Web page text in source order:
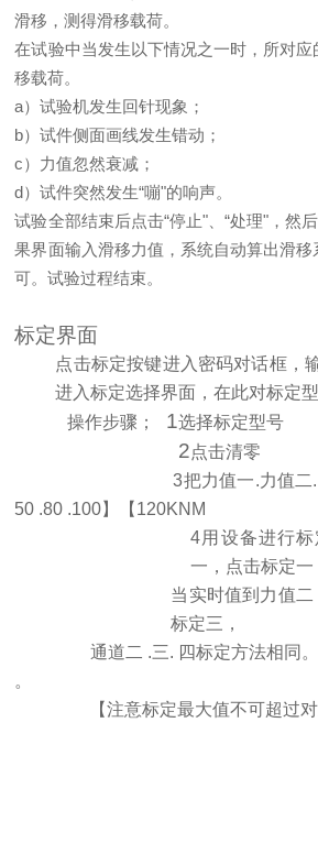
滑移，测得滑移载荷。
在试验中当发生以下情况之一时，所对
移载荷。
a）试验机发生回针现象；
b）试件侧面画线发生错动；
c）力值忽然衰减；
d）试件突然发生“嘣"的响声。
试验全部结束后点击“停止"、“处理"，然
果界面输入滑移力值，系统自动算出滑
可。试验过程结束。
标定界面
点击标定按键进入密码对话框，
进入标定选择界面，在此对标定型
操作步骤；
1选择标定型号
2点击清零
3把力值一.力值
50 .80 .100】【120KNM
4用设备进行
一，点击标定一
当实时值到力值
标定三，
通道二 .三. 四标定方法相同
。
【注意标定最大值不可超过